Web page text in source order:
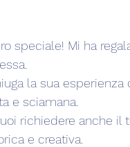
speciale! Mi ha
la sua
e sciamana.
richiedere anche il
e creativa.